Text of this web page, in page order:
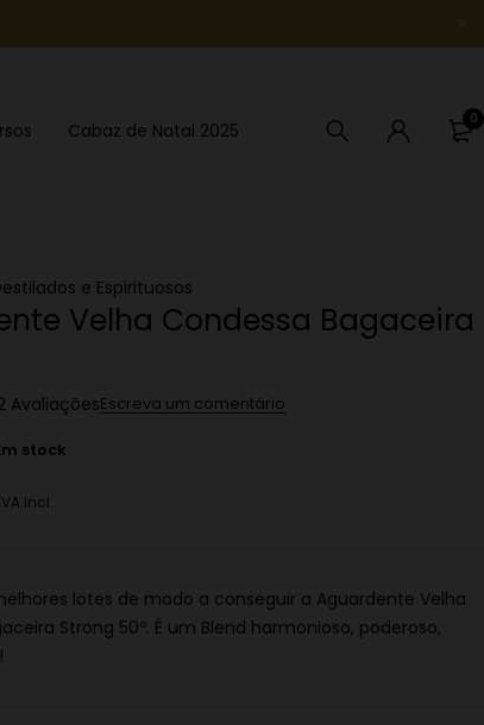
Cabaz de Natal 2025
0
e Espirituosos
Velha Condessa Bagaceira
AvaliaçõesEscreva um comentário
stock
IVA Incl.
lotes de modo a conseguir a Aguardente Velha
Strong 50º. É um Blend harmonioso, poderoso,